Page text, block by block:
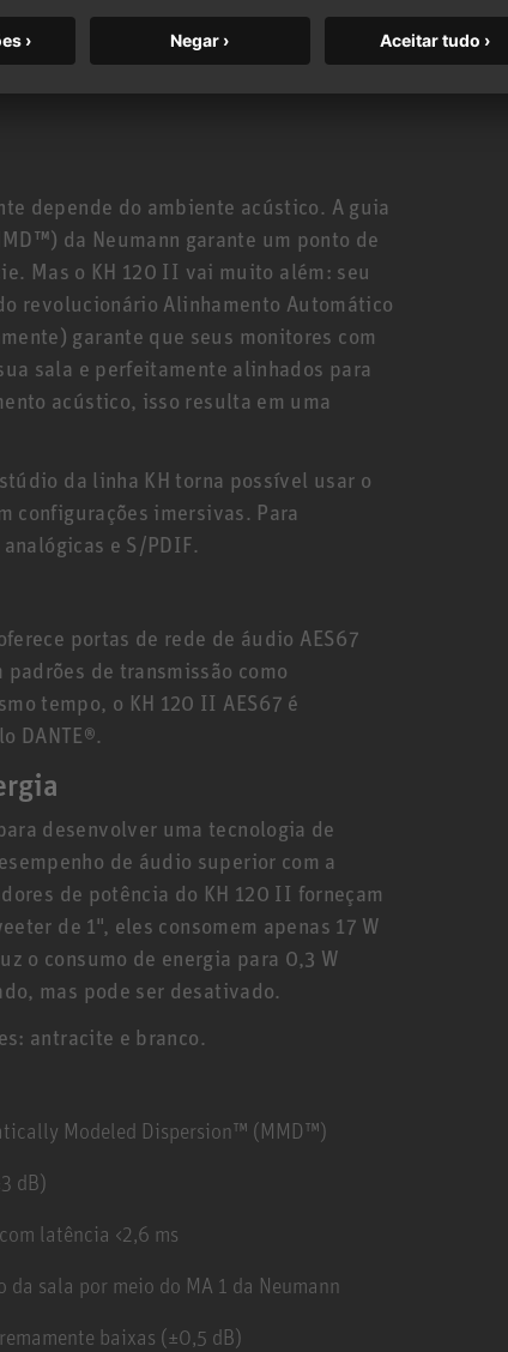
à sua excelente linearidade em um
opção para criar uma sala de controle
locação (por exemplo, orquestra/coro,
depende do ambiente acústico. A guia
da Neumann garante um ponto de
Mas o KH 120 II vai muito além: seu
revolucionário Alinhamento Automático
garante que seus monitores com
sala e perfeitamente alinhados para
acústico, isso resulta em uma
da linha KH torna possível usar o
configurações imersivas. Para
e S/PDIF.
portas de rede de áudio AES67
de transmissão como
tempo, o KH 120 II AES67 é
DANTE®.
desenvolver uma tecnologia de
de áudio superior com a
de potência do KH 120 II forneçam
de 1", eles consomem apenas 17 W
o consumo de energia para 0,3 W
mas pode ser desativado.
antracite e branco.
Modeled Dispersion™ (MMD™)
dB)
latência <2,6 ms
sala por meio do MA 1 da Neumann
baixas (±0,5 dB)